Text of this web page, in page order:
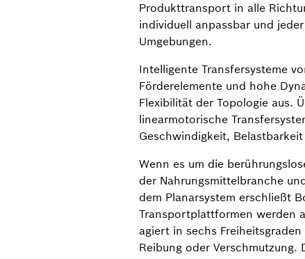
Produkttransport in alle
individuell anpassbar und
Umgebungen.
Intelligente Transfersysteme
Förderelemente und hohe
Flexibilität der Topologie aus.
linearmotorische
Geschwindigkeit,
Wenn es um die
der Nahrungsmittelbranche
dem Planarsystem erschließt
Transportplattformen werden
agiert in sechs
Reibung oder Verschmutzung.